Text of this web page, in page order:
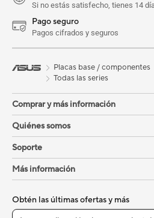
Si no estás satisfecho, tienes 14
Pago seguro
Pagos cifrados y seguros
Placas base / componentes
Todas las series
Comprar y más información
Quiénes somos
Soporte
Más información
Obtén las últimas ofertas y más